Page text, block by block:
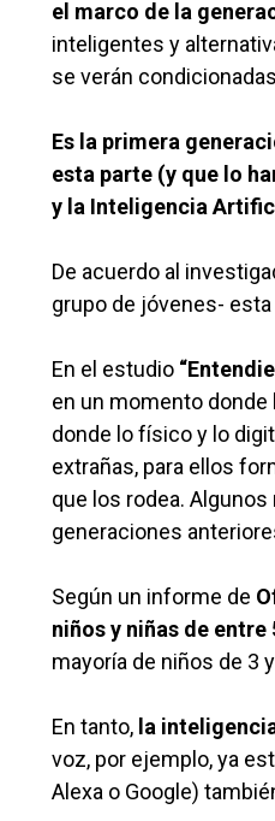
el marco de la
inteligentes y
se verán
Es la primera
esta parte (y que lo
y la Inteligencia
De acuerdo al
grupo de jóvenes-
En el estudio
en un momento
donde lo físico y lo
extrañas, para ellos
que los rodea.
generaciones
Según un informe de
niños y niñas de
mayoría de niños de 3
En tanto, la
voz, por ejemplo, ya
Alexa o Google)